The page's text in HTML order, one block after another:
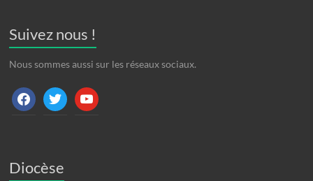
Suivez nous !
Nous sommes aussi sur les réseaux sociaux.
facebooktwitter youtube
Diocèse